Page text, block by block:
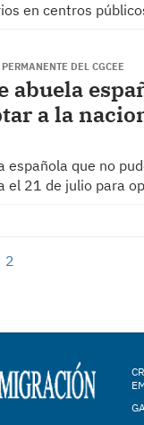
en centros
DEL CGCEE
abuela
a la
española que no
el 21 de julio para
2